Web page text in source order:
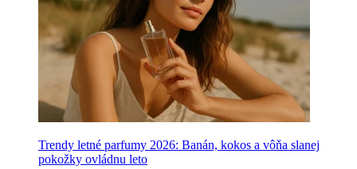
Trendy letné parfumy 2026: Banán, kokos a vôňa slanej
pokožky ovládnu leto